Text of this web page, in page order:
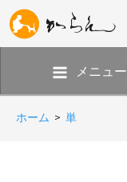
メニュー
ホーム > 単